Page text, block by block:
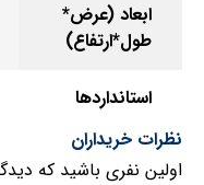
ابعاد (عرض*
طول*ارتفاع)
استانداردها
نظرات خریداران
اولین نفری باشید که